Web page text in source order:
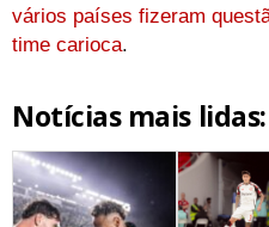
vários países fizeram
time carioca.
Notícias mais lidas: